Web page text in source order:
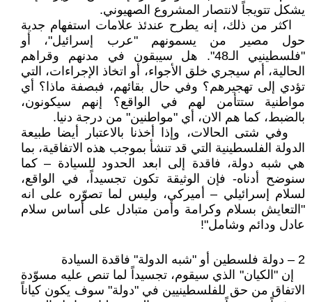
يشكل تتويجاً لانتصار المشروع الصهيوني.
اكثر من ذلك، إنه يطرح عندئذ علامات استفهام جدية
حول مصير من يسمونهم "عرب إسرائيل"، أو
"فلسطينيي الـ48". هل سيبقون في مدنهم وقراهم
الحالية، أم سيجري خلق الأجواء، أو اتخاذ الإجراءات، التي
تؤدي إلى تهجيرهم؟ وفي حال بقائهم، فبصفة ماذا؟ أي
مواطنية ستتأمن لهم في الواقع؟ إنهم سيكونون،
بالضبط، كما هم الان، أي "مواطنين" من درجة دنيا.
وفي شتى الحالات، وإذا أخذنا بالاعتبار أيضا طبيعة
الدولة الفلسطينية التي قد تنشأ بموجب هذه الاتفاقية، بما
هي شبه دولة، فاقدة إلى ابعد الحدود للسيادة – كما
سنوضح أدناه- فإن الوثيقة تكون تجسيداً، في الواقع،
لسلام إسرائيلي – أميركي، وليس لما تصوّره على انه
"التعايش بسلام وكرامة وأمن متبادل على أساس سلام
عادل ودائم وشامل"!
2 – دولة فلسطين أو "شبه الدولة" فاقدة السيادة
إن "الكيان" الذي سيقوم، تجسيداً لما تنص عليه مسوّدة
الاتفاق من حق للفلسطينيين في "دولة" سوف يكون كياناً